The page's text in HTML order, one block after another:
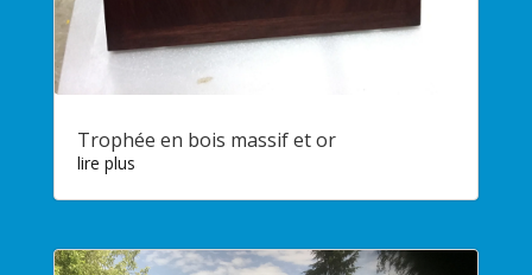
Trophée en bois massif et or
lire plus